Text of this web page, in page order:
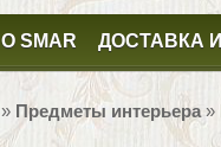
О SMAR ДОСТАВКА
» Предметы интерьера»